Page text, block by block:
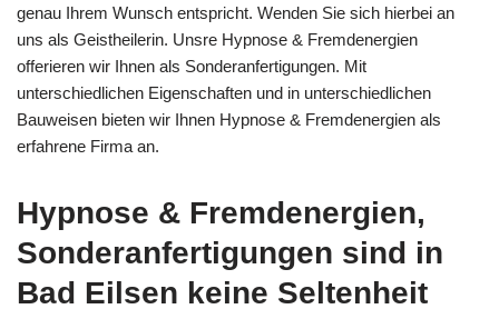
genau Ihrem Wunsch entspricht. Wenden Sie sich hierbei an
uns als Geistheilerin. Unsre Hypnose & Fremdenergien
offerieren wir Ihnen als Sonderanfertigungen. Mit
unterschiedlichen Eigenschaften und in unterschiedlichen
Bauweisen bieten wir Ihnen Hypnose & Fremdenergien als
erfahrene Firma an.
Hypnose & Fremdenergien,
Sonderanfertigungen sind in
Bad Eilsen keine Seltenheit